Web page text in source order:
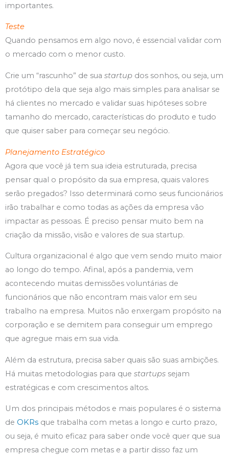
importantes.
Teste
Quando pensamos em algo novo, é essencial validar com
o mercado com o menor custo.
Crie um “rascunho” de sua startup dos sonhos, ou seja, um
protótipo dela que seja algo mais simples para analisar se
há clientes no mercado e validar suas hipóteses sobre
tamanho do mercado, características do produto e tudo
que quiser saber para começar seu negócio.
Planejamento Estratégico
Agora que você já tem sua ideia estruturada, precisa
pensar qual o propósito da sua empresa, quais valores
serão pregados? Isso determinará como seus funcionários
irão trabalhar e como todas as ações da empresa vão
impactar as pessoas. É preciso pensar muito bem na
criação da missão, visão e valores de sua startup.
Cultura organizacional é algo que vem sendo muito maior
ao longo do tempo. Afinal, após a pandemia, vem
acontecendo muitas demissões voluntárias de
funcionários que não encontram mais valor em seu
trabalho na empresa. Muitos não enxergam propósito na
corporação e se demitem para conseguir um emprego
que agregue mais em sua vida.
Além da estrutura, precisa saber quais são suas ambições.
Há muitas metodologias para que startups sejam
estratégicas e com crescimentos altos.
Um dos principais métodos e mais populares é o sistema
de OKRs que trabalha com metas a longo e curto prazo,
ou seja, é muito eficaz para saber onde você quer que sua
empresa chegue com metas e a partir disso faz um